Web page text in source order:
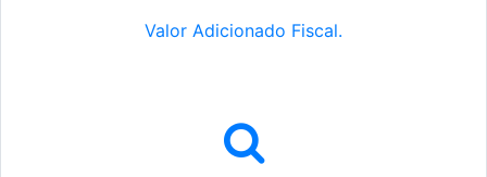
Valor Adicionado Fiscal.